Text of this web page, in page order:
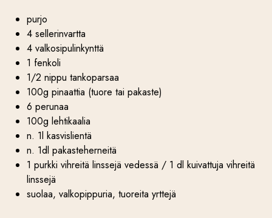
purjo
4 sellerinvartta
4 valkosipulinkynttä
1 fenkoli
1/2 nippu tankoparsaa
100g pinaattia (tuore tai pakaste)
6 perunaa
100g lehtikaalia
n. 1l kasvislientä
n. 1dl pakasteherneitä
1 purkki vihreitä linssejä vedessä / 1 dl kuivattuja vihreitä
linssejä
suolaa, valkopippuria, tuoreita yrttejä